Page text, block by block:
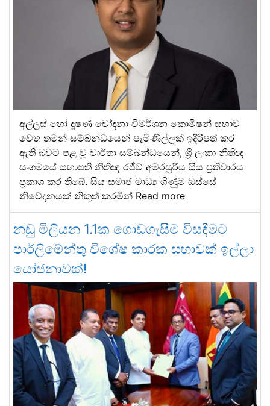
අල්ලස් හෝ දූෂණ චෝදනා විමර්ශන කොමිෂන් සභාව
වෙත තමන් සම්බන්ධයෙන් පැමිණිල්ලක් ඉදිරිපත් කර
ඇති බවට පළ වූ වාර්තා සම්බන්ධයෙන්, ශ්‍රී ලංකා නීතිඥ
සංගමයේ සභාපති නීතිඥ රජීව් අමරසූරිය සිය ප්‍රතිචාරය
ප්‍රකාශ කර තිබේ. සිය සමාජ මාධ්‍ය ගිණුම ඔස්සේ
නිවේදනයක් නිකුත් කරමින් Read more
නඩු මිලියන 1.1ක ගොඩගැසීම විසඳීමට
පාර්ලිමේන්තු විශේෂ කාරක සභාවක් ඉල්ලා
යෝජනාවක්!